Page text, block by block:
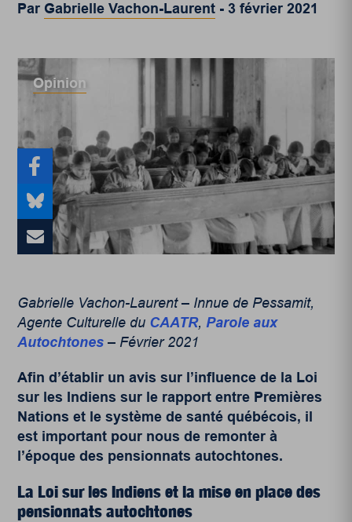
Par Gabrielle Vachon-Laurent -3 février 2021
Opinion
Gabrielle Vachon-Laurent – Innue de Pessamit,
Agente Culturelle du CAATR, Parole aux
Autochtones – Février 2021
Afin d’établir un avis sur l’influence de la Loi
sur les Indiens sur le rapport entre Premières
Nations et le système de santé québécois, il
est important pour nous de remonter à
l’époque des pensionnats autochtones.
La Loi sur les Indiens et la mise en place des
pensionnats autochtones